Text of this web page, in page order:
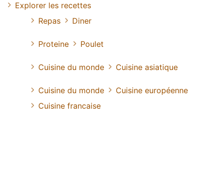
Explorer les recettes
Repas
Diner
Proteine Poulet
Cuisine du monde Cuisine asiatique
Cuisine du monde
Cuisine européenne
Cuisine francaise